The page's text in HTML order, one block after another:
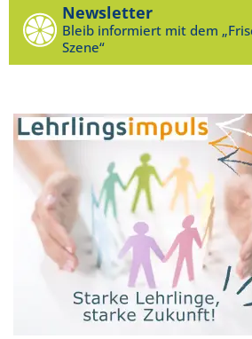
Newsletter
Bleib informiert mit dem
Szene“